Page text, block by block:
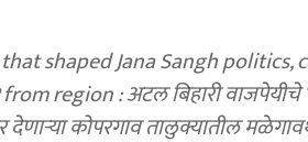
shaped Jana Sangh politics,
region : अटल बिहारी वाजपेयीचे
कोपरगाव तालुक्यातील